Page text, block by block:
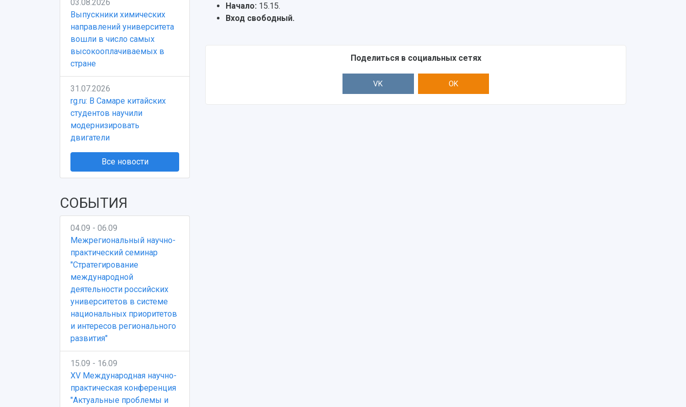
03.08.2026
Выпускники химических
направлений университета
вошли в число самых
высокооплачиваемых в
стране
31.07.2026
rg.ru: В Самаре китайских
студентов научили
модернизировать
двигатели
Все новости
СОБЫТИЯ
04.09 - 06.09
Межрегиональный научно-
практический семинар
"Стратегирование
международной
деятельности российских
университетов в системе
национальных приоритетов
и интересов регионального
развития"
15.09 - 16.09
XV Международная научно-
практическая конференция
"Актуальные проблемы и
Начало: 15.15.
Вход свободный.
Поделиться в социальных сетях
VK OK